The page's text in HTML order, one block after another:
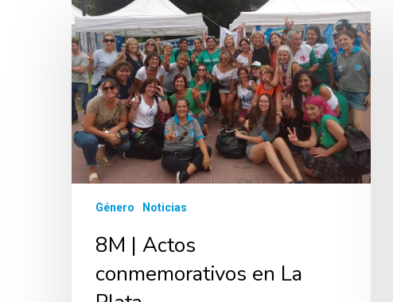
Género Noticias
8M | Actos
conmemorativos en La